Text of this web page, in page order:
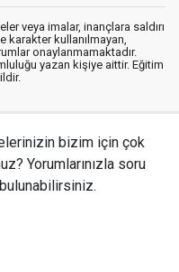
veya imalar, inançlara saldırı
karakter kullanılmayan,
onaylanmamaktadır.
yazan kişiye aittir. Eğitim
bizim için çok
Yorumlarınızla soru